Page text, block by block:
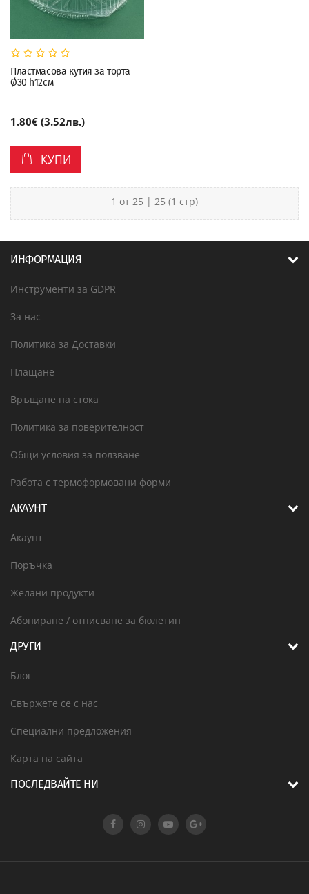
Пластмасова кутия за торта
Ø30 h12см
1.80€ (3.52лв.)
КУПИ
1 от 25 | 25 (1 стр)
ИНФОРМАЦИЯ
Инструменти за GDPR
За нас
Политика за Доставки
Плащане
Връщане на стока
Политика за поверителност
Общи условия за ползване
Работа с термоформовани форми
АКАУНТ
Акаунт
Поръчка
Желани продукти
Абониране / отписване за бюлетин
ДРУГИ
Блог
Свържете се с нас
Специални предложения
Карта на сайта
ПОСЛЕДВАЙТЕ НИ